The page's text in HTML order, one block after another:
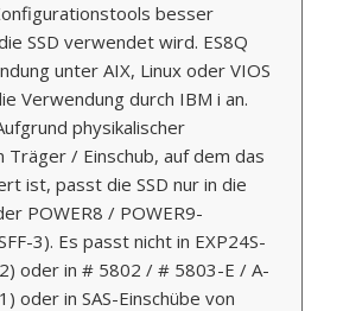
besser
SSD verwendet wird. ES8Q
unter AIX, Linux oder VIOS
Verwendung durch IBM i an.
physikalischer
Träger / Einschub, auf dem das
ist, passt die SSD nur in die
POWER8 / POWER9-
3). Es passt nicht in EXP24S-
2) oder in # 5802 / # 5803-E / A-
oder in SAS-Einschübe von